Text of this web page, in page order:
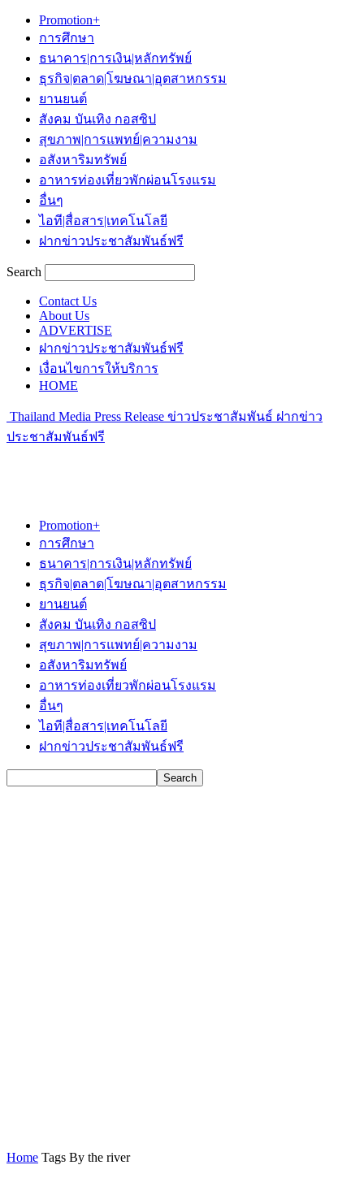
Promotion+
การศึกษา
ธนาคาร|การเงิน|หลักทรัพย์
ธุรกิจ|ตลาด|โฆษณา|อุตสาหกรรม
ยานยนต์
สังคม บันเทิง กอสซิป
สุขภาพ|การแพทย์|ความงาม
อสังหาริมทรัพย์
อาหารท่องเที่ยวพักผ่อนโรงแรม
อื่นๆ
ไอที|สื่อสาร|เทคโนโลยี
ฝากข่าวประชาสัมพันธ์ฟรี
Search
Contact Us
About Us
ADVERTISE
ฝากข่าวประชาสัมพันธ์ฟรี
เงื่อนไขการให้บริการ
HOME
Thailand Media Press Release ข่าวประชาสัมพันธ์ ฝากข่าว
ประชาสัมพันธ์ฟรี
Promotion+
การศึกษา
ธนาคาร|การเงิน|หลักทรัพย์
ธุรกิจ|ตลาด|โฆษณา|อุตสาหกรรม
ยานยนต์
สังคม บันเทิง กอสซิป
สุขภาพ|การแพทย์|ความงาม
อสังหาริมทรัพย์
อาหารท่องเที่ยวพักผ่อนโรงแรม
อื่นๆ
ไอที|สื่อสาร|เทคโนโลยี
ฝากข่าวประชาสัมพันธ์ฟรี
Home Tags By the river